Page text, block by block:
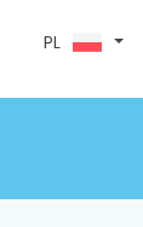
pokaż
PL